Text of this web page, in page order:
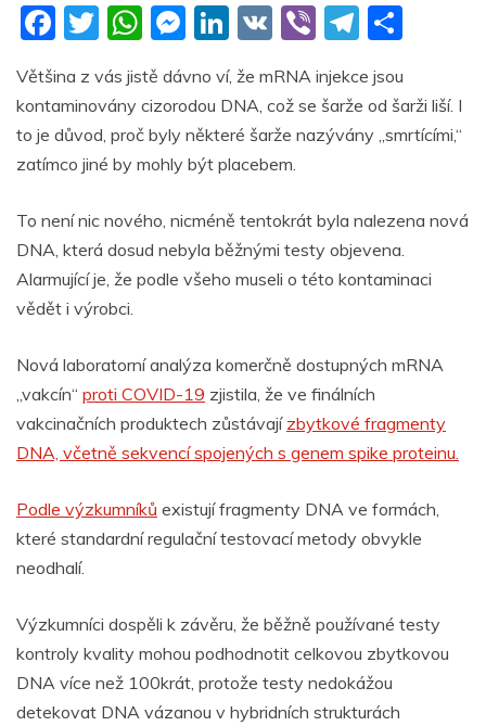
F
c
e
b
o
k
T
w
itt
er
W
h
at
s
A
p
M
ss
e
n
er
Li
n
k
e
dI
V
Vi
er
T
e
gr
ar
e
Většina z vás jistě dávno ví, že mRNA injekce jsou
kontaminovány cizorodou DNA, což se šarže od šarži liší. I
to je důvod, proč byly některé šarže nazývány „smrtícími,“
zatímco jiné by mohly být placebem.
To není nic nového, nicméně tentokrát byla nalezena nová
DNA, která dosud nebyla běžnými testy objevena.
Alarmující je, že podle všeho museli o této kontaminaci
vědět i výrobci.
Nová laboratorní analýza komerčně dostupných mRNA
„vakcín“ proti COVID-19 zjistila, že ve finálních
vakcinačních produktech zůstávají zbytkové fragmenty
DNA, včetně sekvencí spojených s genem spike proteinu.
Podle výzkumníků existují fragmenty DNA ve formách,
které standardní regulační testovací metody obvykle
neodhalí.
Výzkumníci dospěli k závěru, že běžně používané testy
kontroly kvality mohou podhodnotit celkovou zbytkovou
DNA více než 100krát, protože testy nedokážou
detekovat DNA vázanou v hybridních strukturách